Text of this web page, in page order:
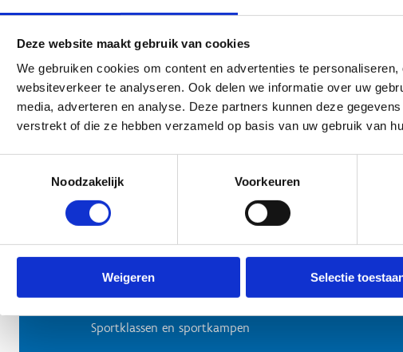
Deze website maakt gebruik van cookies
We gebruiken cookies om content en advertenties te
websiteverkeer te analyseren. Ook delen we informatie over uw
media, adverteren en analyse. Deze partners kunnen deze
verstrekt of die ze hebben verzameld op basis van uw gebruik van
Noodzakelijk
Voorkeuren
Weigeren Selectie
Vereniging
Openluchtklassen
vzw (VOK vzw)
Koen De Gelder
+32 2 511 82 01
Stuur een bericht
Huis van het
Stuur een bericht
Contacteer ons centrum
Sportklassen en sportkampen